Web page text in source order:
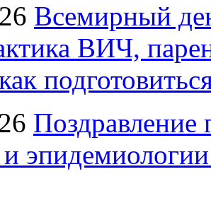
Всемирный
ВИЧ,
Поздравление